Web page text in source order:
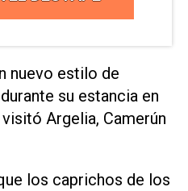
nuevo estilo de
su estancia en
Argelia, Camerún
los caprichos de los